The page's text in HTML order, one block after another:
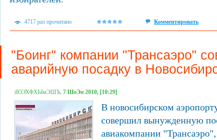
4717 раз прочитано Комментировать
"Боинг" компании "Трансаэро"
аварийную посадку в
їЮЭХФХЫмЭШЪ, 7 ШоЭп 2010, [10:29]
В новосибирском
совершил вынужденную
авиакомпании